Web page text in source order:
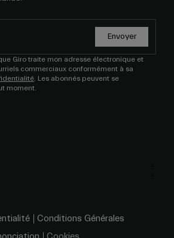
Envoyer
Giro traite mon adresse électronique et
commerciaux conformément à sa
. Les abonnés peuvent se
moment.
Conditions Générales